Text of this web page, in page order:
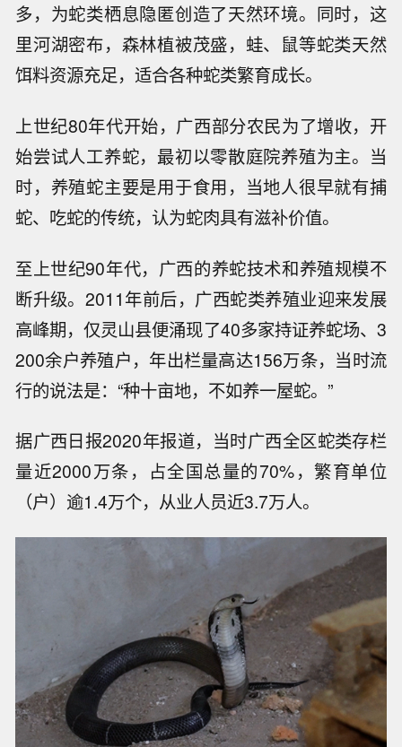
多，为蛇类栖息隐匿创造了天然环境。同时，这
里河湖密布，森林植被茂盛，蛙、鼠等蛇类天然
饵料资源充足，适合各种蛇类繁育成长。
上世纪80年代开始，广西部分农民为了增收，开
始尝试人工养蛇，最初以零散庭院养殖为主。当
时，养殖蛇主要是用于食用，当地人很早就有捕
蛇、吃蛇的传统，认为蛇肉具有滋补价值。
至上世纪90年代，广西的养蛇技术和养殖规模不
断升级。2011年前后，广西蛇类养殖业迎来发展
高峰期，仅灵山县便涌现了40多家持证养蛇场、3
200余户养殖户，年出栏量高达156万条，当时流
行的说法是：“种十亩地，不如养一屋蛇。”
据广西日报2020年报道，当时广西全区蛇类存栏
量近2000万条，占全国总量的70%，繁育单位
（户）逾1.4万个，从业人员近3.7万人。